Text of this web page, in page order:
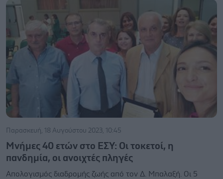
Παρασκευή, 18 Αυγούστου 2023, 10:45
Μνήμες 40 ετών στο ΕΣΥ: Οι τοκετοί, η
πανδημία, οι ανοιχτές πληγές
Απολογισμός διαδρομής ζωής από τον Δ. Μπαλαξή. Οι 5